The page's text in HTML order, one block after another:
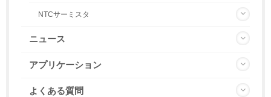
NTCサーミスタ
ニュース
アプリケーション
よくある質問